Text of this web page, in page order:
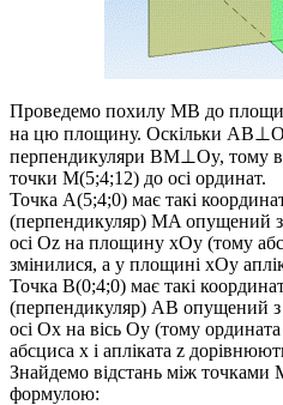
Проведемо похилу MB до
на цю площину. Оскільки
перпендикуляри BM⊥Oy, тому
точки M(5;4;12) до осі ординат.
Точка A(5;4;0) має такі
(перпендикуляр) MA опущений
осі Oz на площину xOy (тому
змінилися, а у площині xOy
Точка B(0;4;0) має такі
(перпендикуляр) AB опущений з
осі Ox на вісь Oy (тому ордината
абсциса x і апліката z
Знайдемо відстань між точками
формулою: